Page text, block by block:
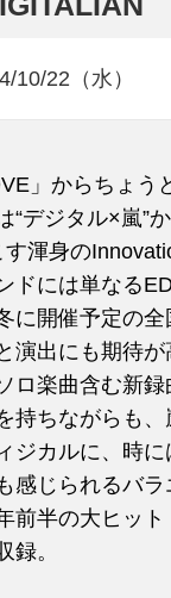
10/22（水）
」からちょう
“デジタル×嵐”
渾身の
ドには単なる
に開催予定の
演出にも期待が
ロ楽曲含む新
持ちながらも、
ジカルに、時
感じられるバラ
前半の大ヒッ
録。